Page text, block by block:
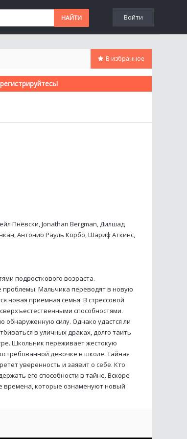
Войти
В избранное
Пнёвски, Jonathan Bergman, Дилшад
Антонио Рауль Корбо, Шариф Аткинс,
подросткового возраста.
Мальчика переводят в новую
новая приемная семья. В стрессовой
способностями.
обнаруженную силу. Однако удастся ли
в уличных драках, долго таить
Школьник переживает жестокую
девочке в школе. Тайная
уверенность и заявит о себе. Кто
его способности в тайне. Вскоре
времена, которые ознаменуют новый